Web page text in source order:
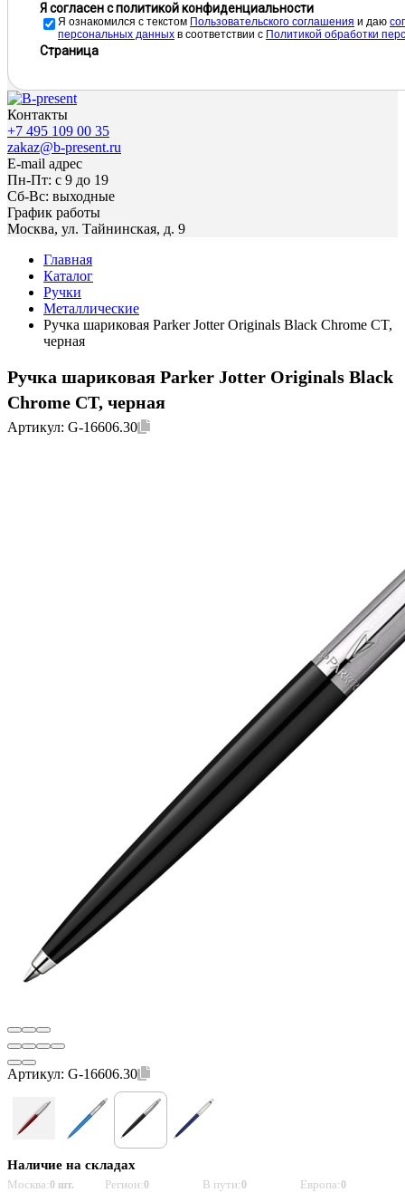
Я согласен с политикой конфиденциальности
Я ознакомился с текстом Пользовательского соглашения и даю
персональных данных в соответствии с Политикой обработки
Страница
Контакты
+7 495 109 00 35
zakaz@b-present.ru
E-mail адрес
Пн-Пт: с 9 до 19
Сб-Вс: выходные
График работы
Москва, ул. Тайнинская, д. 9
Главная
Каталог
Ручки
Металлические
Ручка шариковая Parker Jotter Originals Black Chrome CT,
черная
Ручка шариковая Parker Jotter Originals Black
Chrome CT, черная
Артикул: G-16606.30
Артикул: G-16606.30
Наличие на складах
Москва:0 шт. Регион:0 В пути:0 Европа:0